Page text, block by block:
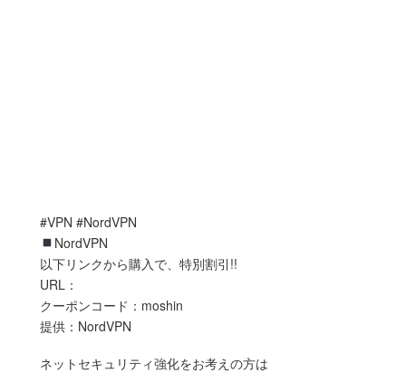
#VPN #NordVPN
NordVPN
以下リンクから購入で、特別割引!!
URL：
クーポンコード：moshin
提供：NordVPN
ネットセキュリティ強化をお考えの方は